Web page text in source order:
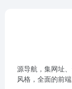
源导航，集网址
风格，全面的前